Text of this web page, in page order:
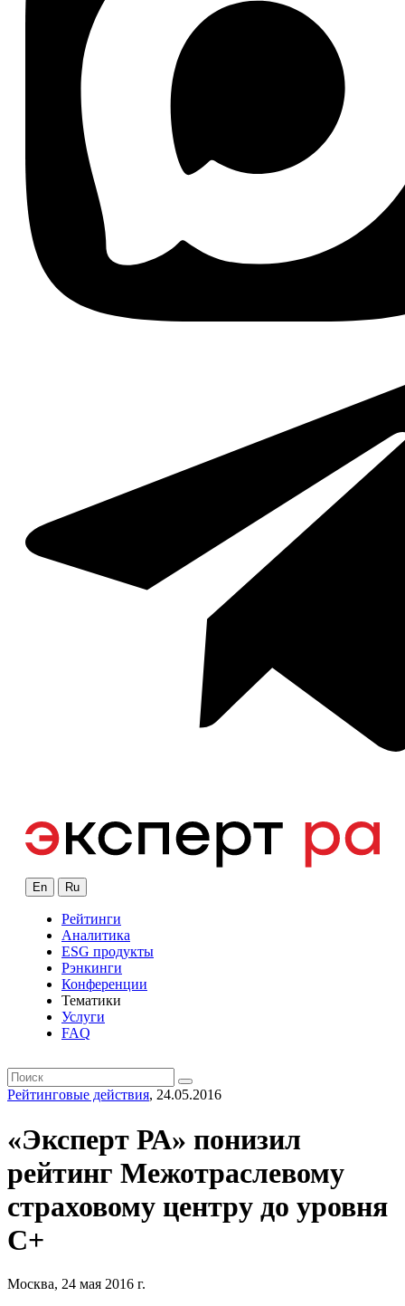
En Ru
Рейтинги
Аналитика
ESG продукты
Рэнкинги
Конференции
Тематики
Услуги
FAQ
Рейтинговые действия, 24.05.2016
«Эксперт РА» понизил
рейтинг Межотраслевому
страховому центру до уровня
С+
Москва, 24 мая 2016 г.